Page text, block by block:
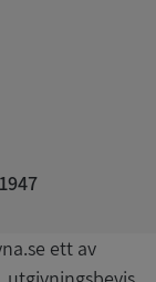
ett av